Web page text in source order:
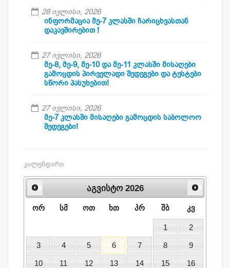
28 ივლისი, 2026
ინფორმაცია მე-7 კლასში ჩარიცხვასთან
დაკავშირებით !
27 ივლისი, 2026
მე-8, მე-9, მე-10 და მე-11 კლასში მისაღები
გამოცდის პირველადი შედეგები და ტესტები
სწორი პასუხებით!
27 ივლისი, 2026
მე-7 კლასში მისაღები გამოცდის საბოლოო
შედეგები!
ᲙᲐᲚᲔᲜᲓᲐᲠᲘ
აგვისტო 2026
ორ სმ ოთ ხთ პრ შბ კვ
1 2
3 4 5 6 7 8 9
10 11 12 13 14 15 16